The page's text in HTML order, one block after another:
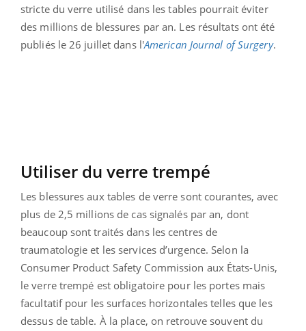
stricte du verre utilisé dans les tables pourrait éviter
des millions de blessures par an. Les résultats ont été
publiés le 26 juillet dans l'American Journal of Surgery.
Utiliser du verre trempé
Les blessures aux tables de verre sont courantes, avec
plus de 2,5 millions de cas signalés par an, dont
beaucoup sont traités dans les centres de
traumatologie et les services d’urgence. Selon la
Consumer Product Safety Commission aux États-Unis,
le verre trempé est obligatoire pour les portes mais
facultatif pour les surfaces horizontales telles que les
dessus de table. À la place, on retrouve souvent du